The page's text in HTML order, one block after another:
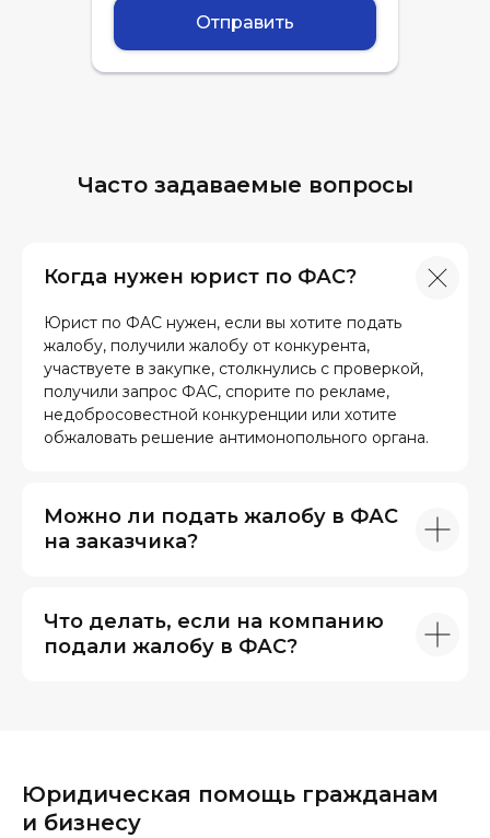
Отправить
Часто задаваемые вопросы
Когда нужен юрист по ФАС?
Юрист по ФАС нужен, если вы хотите подать
жалобу, получили жалобу от конкурента,
участвуете в закупке, столкнулись с проверкой,
получили запрос ФАС, спорите по рекламе,
недобросовестной конкуренции или хотите
обжаловать решение антимонопольного органа.
Можно ли подать жалобу в ФАС
на заказчика?
Что делать, если на компанию
подали жалобу в ФАС?
Юридическая помощь гражданам
и бизнесу